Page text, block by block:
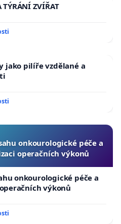
TÝRÁNÍ ZVÍŘAT
jako pilíře vzdělané a
onkourologické péče a
operačních výkonů
onkourologické péče a
výkonů